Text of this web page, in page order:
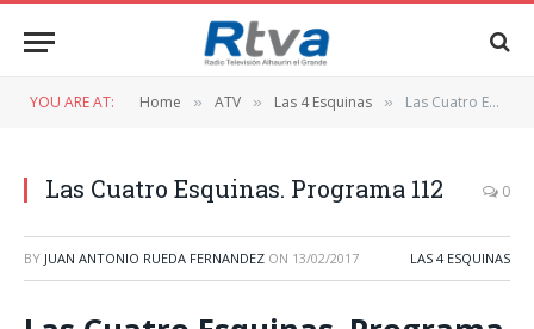
YOU ARE AT: Home » ATV » Las 4 Esquinas » Las Cuatro Esquinas. Programa 112
Las Cuatro Esquinas. Programa 112 0
BY JUAN ANTONIO RUEDA FERNANDEZ ON 13/02/2017 LAS 4 ESQUINAS